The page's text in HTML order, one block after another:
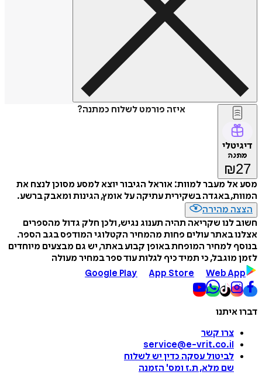
איזה פורמט לשלוח כמתנה?
דיגיטלי
מתנה
₪27
מסע אל מעבר למוות: אוראל הגיבור יוצא למסע מסוכן לנצח את
המוות, באגדה בשקירית עתיקה על אומץ, הגינות ומאבק ברשע.
הצצה מהירה
חשוב לנו שקריאה תהיה תענוג נגיש, ולכן חלק גדול מהספרים
אצלנו באתר עולים פחות מהמחיר הקטלוגי המודפס בגב הספר.
בנוסף למחיר המופחת באופן קבוע באתר, יש גם מבצעים מיוחדים
לזמן מוגבל, כי תמיד כיף לגלות עוד ספר במחיר מעולה
Google Play
App Store Web App
דברו איתנו
צרו קשר
service@e-vrit.co.il
לביטול עסקה כדין יש לשלוח
שם מלא, ת.ז ומס' הזמנה